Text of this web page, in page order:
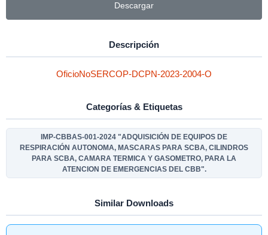
Descargar
Descripción
OficioNoSERCOP-DCPN-2023-2004-O
Categorías & Etiquetas
IMP-CBBAS-001-2024 "ADQUISICIÓN DE EQUIPOS DE
RESPIRACIÓN AUTONOMA, MASCARAS PARA SCBA, CILINDROS
PARA SCBA, CAMARA TERMICA Y GASOMETRO, PARA LA
ATENCION DE EMERGENCIAS DEL CBB".
Similar Downloads